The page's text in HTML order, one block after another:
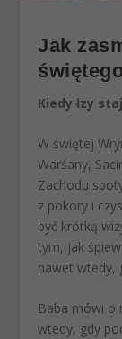
Jak
Kiedy łzy
W świętej
Warśany,
Zachodu
z pokory i
być krótką
tym, jak
nawet wtedy,
Baba mówi o
wtedy, gdy